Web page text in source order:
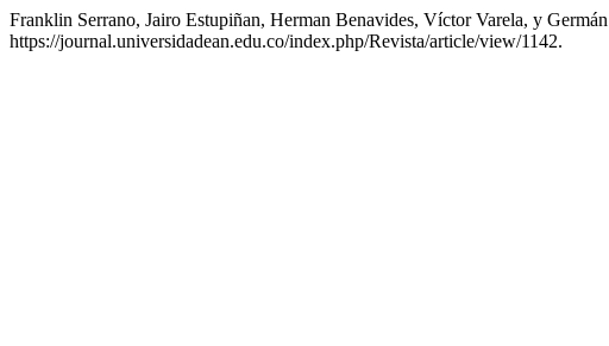
Franklin Serrano, Jairo Estupiñan, Herman Benavides, Víctor Varela, y
https://journal.universidadean.edu.co/index.php/Revista/article/view/1142.